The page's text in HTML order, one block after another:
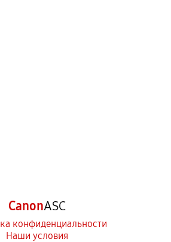
CanonASC
конфиденциальности
Наши условия